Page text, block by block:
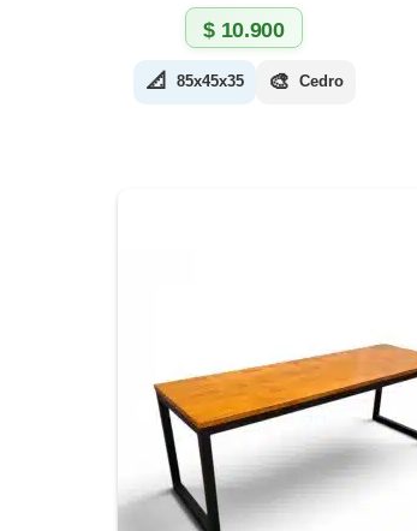
$10.900
📐 85x45x35 🎨 Cedro